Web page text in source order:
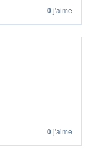
0j'aime
0j'aime